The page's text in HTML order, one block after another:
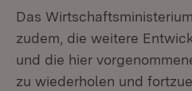
Das
zudem, die weitere
und die hier
zu wiederholen und